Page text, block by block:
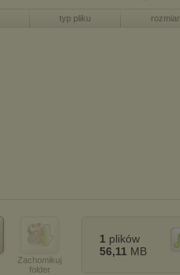
typ pliku rozmiar
Zachomikuj
folder
1 plików
56,11 MB